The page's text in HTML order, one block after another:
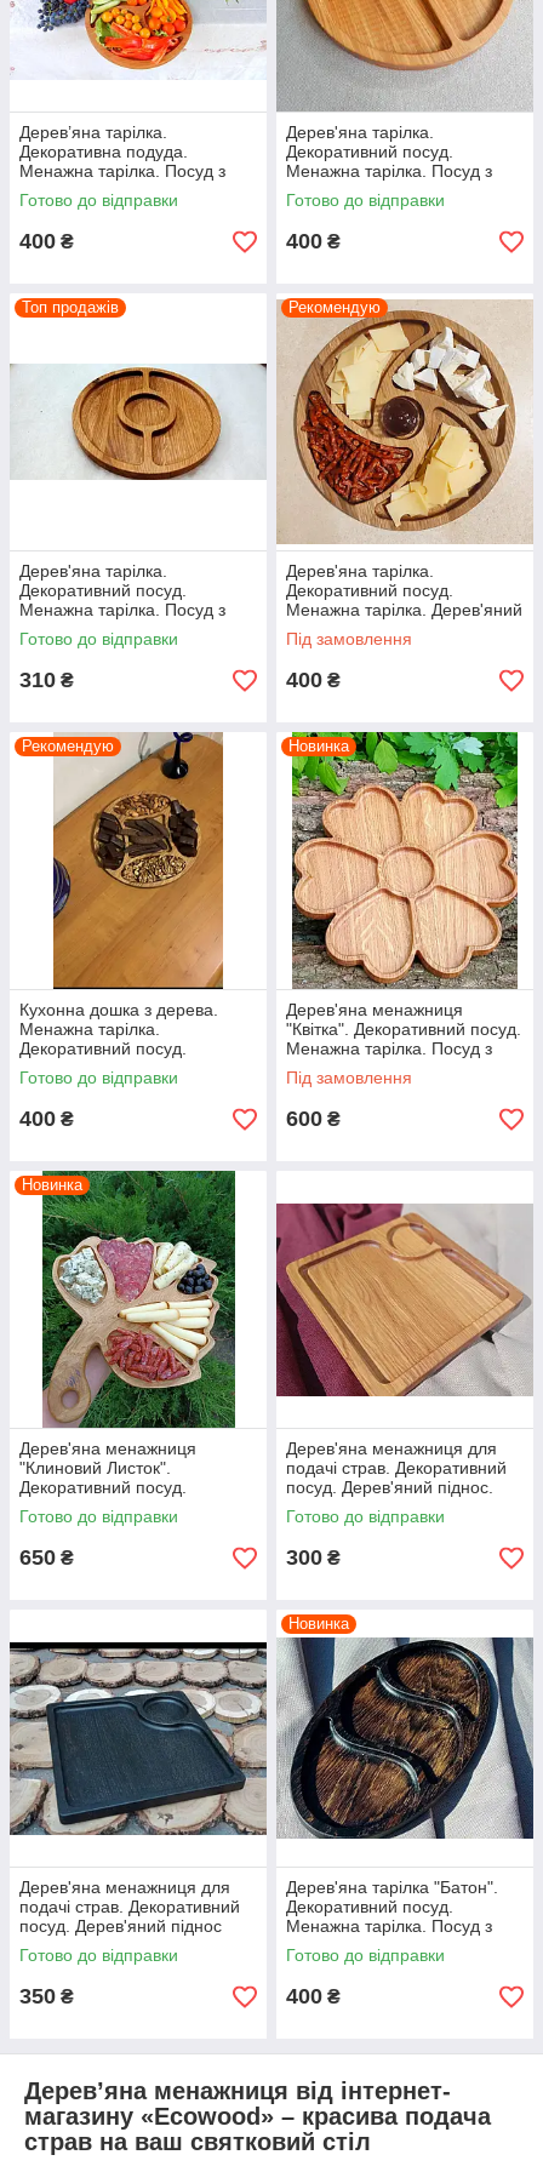
Дерев’яна тарілка.
Декоративна подуда.
Менажна тарілка. Посуд з
дерева.
Готово до відправки
400 ₴
Дерев'яна тарілка.
Декоративний посуд.
Менажна тарілка. Посуд з
дерева.
Готово до відправки
400 ₴
Топ продажів
Дерев'яна тарілка.
Декоративний посуд.
Менажна тарілка. Посуд з
дерева.
Готово до відправки
310 ₴
Рекомендую
Дерев'яна тарілка.
Декоративний посуд.
Менажна тарілка. Дерев'яний
піднос..
Під замовлення
400 ₴
Рекомендую
Кухонна дошка з дерева.
Менажна тарілка.
Декоративний посуд.
Дерев'яна тарілка.
Готово до відправки
400 ₴
Новинка
Дерев'яна менажниця
"Квітка". Декоративний посуд.
Менажна тарілка. Посуд з
дерева.
Під замовлення
600 ₴
Новинка
Дерев'яна менажниця
"Клиновий Листок".
Декоративний посуд.
Менажна тарілка. Дошка для
подачі їжі.
Готово до відправки
650 ₴
Дерев'яна менажниця для
подачі страв. Декоративний
посуд. Дерев'яний піднос.
Посуд з дерева.
Готово до відправки
300 ₴
Дерев'яна менажниця для
подачі страв. Декоративний
посуд. Дерев'яний піднос
чорний. Посуд з дерева.
Готово до відправки
350 ₴
Новинка
Дерев'яна тарілка "Батон".
Декоративний посуд.
Менажна тарілка. Посуд з
дерева.
Готово до відправки
400 ₴
Дерев’яна менажниця від інтернет-
магазину «Ecowood» – красива подача
страв на ваш святковий стіл